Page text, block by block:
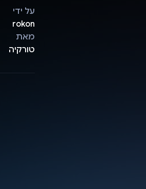
על ידי
rokon
מאת
טורקיה